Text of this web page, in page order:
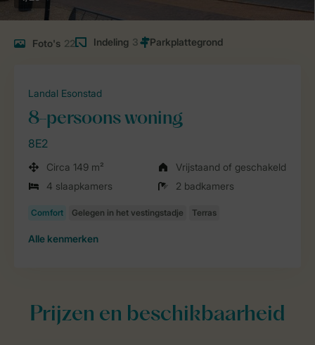
Foto's 22 Indeling 3
Landal Esonstad
8-persoons woning
8E2
Circa 149 m²
Vrijstaand of geschakeld
4 slaapkamers
2 badkamers
Alle kenmerken
Prijzen en beschikbaarheid